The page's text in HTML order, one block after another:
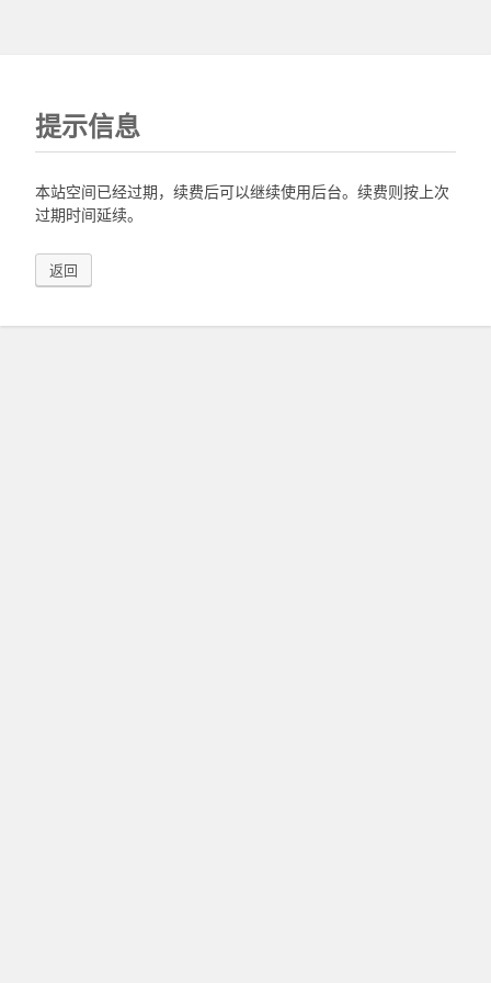
提示信息
本站空间已经过期，续费后可以继续使用后台。续费则按上次
过期时间延续。
返回